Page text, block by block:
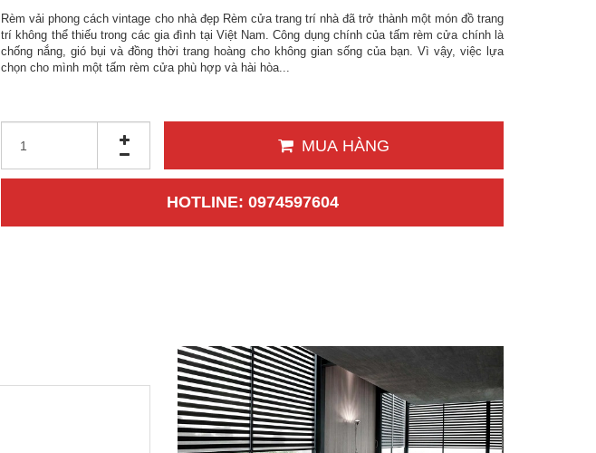
Rèm vải phong cách vintage cho nhà đẹp Rèm cửa trang trí nhà đã trở thành một món đồ trang
trí không thể thiếu trong các gia đình tại Việt Nam. Công dụng chính của tấm rèm cửa chính là
chống nắng, gió bụi và đồng thời trang hoàng cho không gian sống của bạn. Vì vậy, việc lựa
chọn cho mình một tấm rèm cửa phù hợp và hài hòa...
MUA HÀNG
HOTLINE: 0974597604